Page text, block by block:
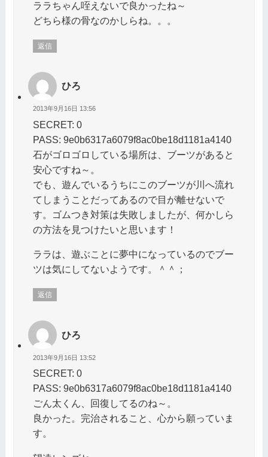
ララちゃん咥えないで良かったね～
どちら様の骨なのかしらね。。。
返信
ひろ
2013年9月16日 13:56
SECRET: 0
PASS: 9e0b6317a6079f8ac0be18d1181a4140
石がゴロゴロしている場所は、ブーツがあると
安心ですね～。
でも、遊んでいるうちにこのブーツが川へ流れ
てしまうことだってあるので目が離せないで
す。ゴムつき対策は失敗しましたが、何かしら
の方法を見つけたいと思います！
ララは、遊ぶことに夢中になっているのでブー
ツは気にしてないようです。＾＾；
返信
ひろ
2013年9月16日 13:52
SECRET: 0
PASS: 9e0b6317a6079f8ac0be18d1181a4140
ごん太くん、回復してるのね～。
良かった。完治されること、心から願っていま
す。